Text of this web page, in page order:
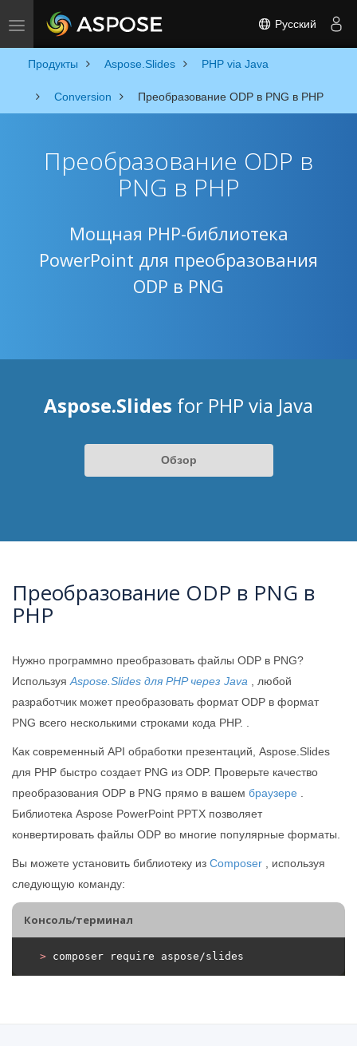
Toggle navigation Русский
Продукты Aspose.Slides PHP via Java
Conversion Преобразование ODP в PNG в PHP
Преобразование ODP в
PNG в PHP
Мощная PHP-библиотека
PowerPoint для преобразования
ODP в PNG
Aspose.Slides for PHP via Java
Обзор
Преобразование ODP в PNG в
PHP
Нужно программно преобразовать файлы ODP в PNG?
Используя Aspose.Slides для PHP через Java , любой
разработчик может преобразовать формат ODP в формат
PNG всего несколькими строками кода PHP. .
Как современный API обработки презентаций, Aspose.Slides
для PHP быстро создает PNG из ODP. Проверьте качество
преобразования ODP в PNG прямо в вашем браузере
Библиотека Aspose PowerPoint PPTX позволяет
конвертировать файлы ODP во многие популярные форматы.
Вы можете установить библиотеку из Composer , используя
следующую команду:
Консоль/терминал
> composer require aspose/slides